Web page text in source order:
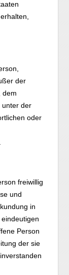
der
dem
unter der
oder
freiwillig
und
in
Person
der sie